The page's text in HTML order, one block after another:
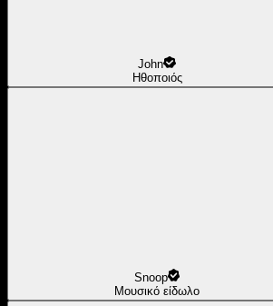
John
Ηθοποιός
Snoop
Μουσικό είδωλο